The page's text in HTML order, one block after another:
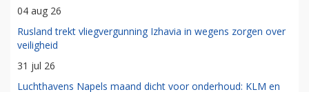
04 aug 26
Rusland trekt vliegvergunning Izhavia in wegens zorgen over
veiligheid
31 jul 26
Luchthavens Napels maand dicht voor onderhoud: KLM en